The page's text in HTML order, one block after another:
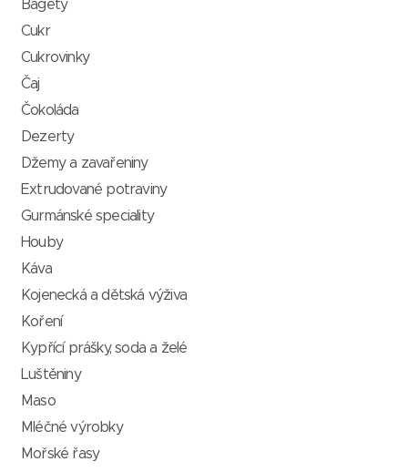
Bagety
Cukr
Cukrovinky
Čaj
Čokoláda
Dezerty
Džemy a zavařeniny
Extrudované potraviny
Gurmánské speciality
Houby
Káva
Kojenecká a dětská výživa
Koření
Kypřící prášky, soda a želé
Luštěniny
Maso
Mléčné výrobky
Mořské řasy